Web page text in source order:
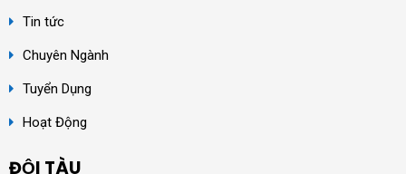
Tin tức
Chuyên Ngành
Tuyển Dụng
Hoạt Động
ĐỘI TÀU